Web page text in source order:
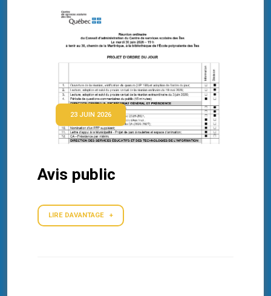
23 JUIN 2026
Avis public
LIRE DAVANTAGE +